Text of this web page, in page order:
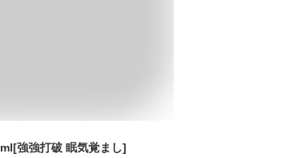
強強打破 眠気覚まし]